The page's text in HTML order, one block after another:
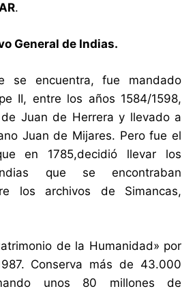
.
General de Indias.
se encuentra, fue mandado
II, entre los años 1584/1598,
Juan de Herrera y llevado a
Juan de Mijares. Pero fue el
en 1785,decidió llevar los
que se encontraban
los archivos de Simancas,
de la Humanidad» por
Conserva más de 43.000
unos 80 millones de